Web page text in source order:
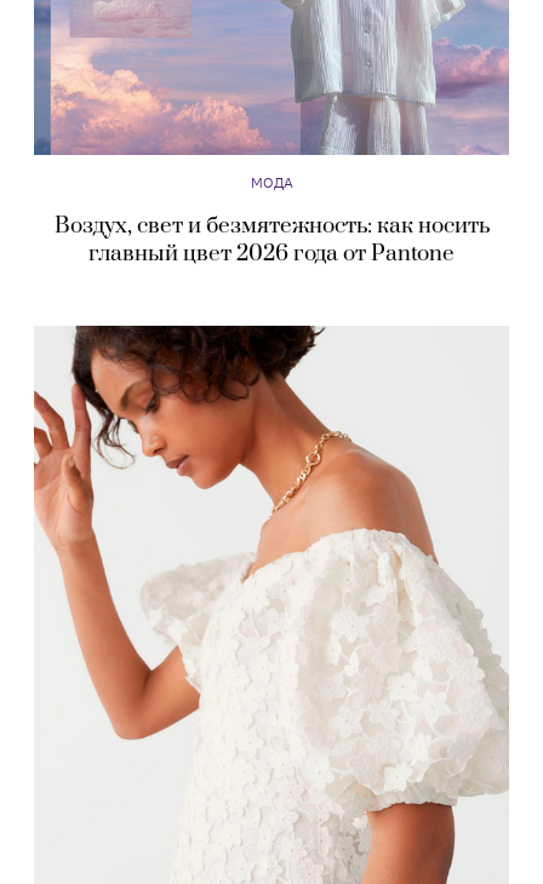
МОДА
Воздух, свет и безмятежность: как носить
главный цвет 2026 года от Pantone